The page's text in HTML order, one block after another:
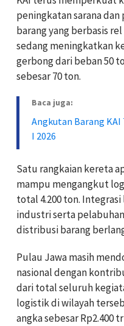
peningkatan sarana
barang yang berbasis
sedang meningkatkan
gerbong dari beban 50
sebesar 70 ton.
Baca juga:
Angkutan Barang KAI
I 2026
Satu rangkaian kereta
mampu mengangkut
total 4.200 ton. Integrasi
industri serta
distribusi barang
Pulau Jawa masih
nasional dengan
dari total seluruh
logistik di wilayah
angka sebesar Rp2.400